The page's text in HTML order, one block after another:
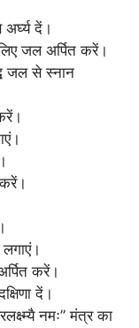
दें।
जल अर्पित करें।
जल से स्नान
करें।
करें।
दें।
नमः” मंत्र का